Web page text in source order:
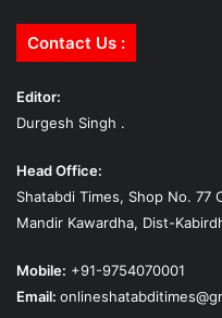
Contact Us :
Editor:
Durgesh Singh .
Head Office:
Shatabdi Times, Shop No. 77
Mandir Kawardha, Dist-
Mobile: +91-9754070001
Email: